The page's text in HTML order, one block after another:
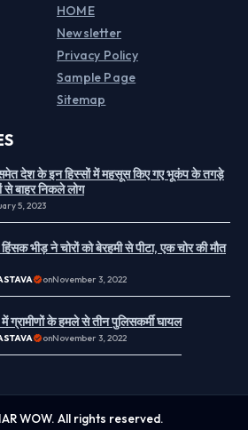
HOME
Newsletter
Privacy Policy
Sample Page
Sitemap
देश के इन हिस्सों में महसूस किए गए भूकंप के तगड़े
बाहर निकले लोग
5, 2023
भीड़ ने चोरों को बेरहमी से पीटा, एक चोर की मौत
onNovember 3, 2022
ग्रामीणों के हमले से तीन पुलिसकर्मी घायल
onNovember 3, 2022
WOW. All rights reserved.